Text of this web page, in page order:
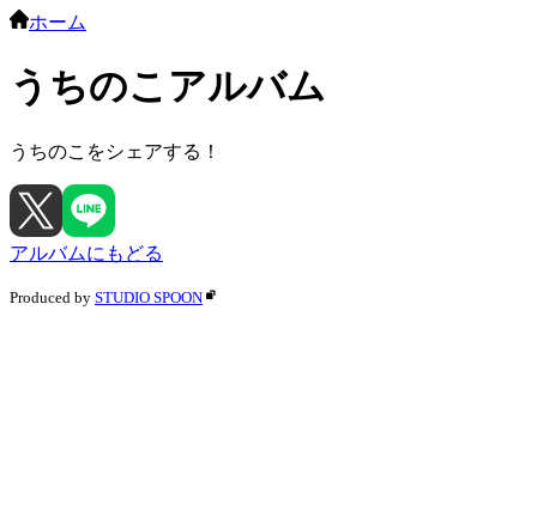
ホーム
うちのこアルバム
うちのこをシェアする！
アルバムにもどる
Produced by STUDIO SPOON